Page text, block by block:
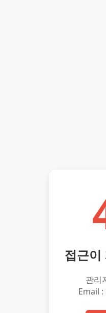
접근이
관리
Email